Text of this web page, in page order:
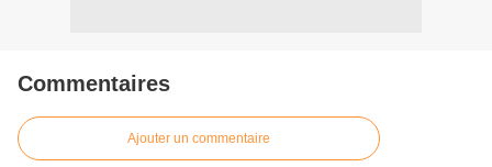
Commentaires
Ajouter un commentaire